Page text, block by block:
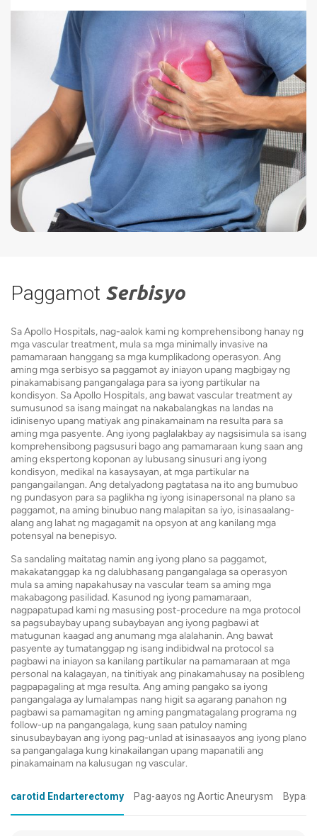
Paggamot Serbisyo
Sa Apollo Hospitals, nag-aalok kami ng komprehensibong hanay ng
mga vascular treatment, mula sa mga minimally invasive na
pamamaraan hanggang sa mga kumplikadong operasyon. Ang
aming mga serbisyo sa paggamot ay iniayon upang magbigay ng
pinakamabisang pangangalaga para sa iyong partikular na
kondisyon. Sa Apollo Hospitals, ang bawat vascular treatment ay
sumusunod sa isang maingat na nakabalangkas na landas na
idinisenyo upang matiyak ang pinakamainam na resulta para sa
aming mga pasyente. Ang iyong paglalakbay ay nagsisimula sa isang
komprehensibong pagsusuri bago ang pamamaraan kung saan ang
aming ekspertong koponan ay lubusang sinusuri ang iyong
kondisyon, medikal na kasaysayan, at mga partikular na
pangangailangan. Ang detalyadong pagtatasa na ito ang bumubuo
ng pundasyon para sa paglikha ng iyong isinapersonal na plano sa
paggamot, na aming binubuo nang malapitan sa iyo, isinasaalang-
alang ang lahat ng magagamit na opsyon at ang kanilang mga
potensyal na benepisyo.
Sa sandaling maitatag namin ang iyong plano sa paggamot,
makakatanggap ka ng dalubhasang pangangalaga sa operasyon
mula sa aming napakahusay na vascular team sa aming mga
makabagong pasilidad. Kasunod ng iyong pamamaraan,
nagpapatupad kami ng masusing post-procedure na mga protocol
sa pagsubaybay upang subaybayan ang iyong pagbawi at
matugunan kaagad ang anumang mga alalahanin. Ang bawat
pasyente ay tumatanggap ng isang indibidwal na protocol sa
pagbawi na iniayon sa kanilang partikular na pamamaraan at mga
personal na kalagayan, na tinitiyak ang pinakamahusay na posibleng
pagpapagaling at mga resulta. Ang aming pangako sa iyong
pangangalaga ay lumalampas nang higit sa agarang panahon ng
pagbawi sa pamamagitan ng aming pangmatagalang programa ng
follow-up na pangangalaga, kung saan patuloy naming
sinusubaybayan ang iyong pag-unlad at isinasaayos ang iyong plano
sa pangangalaga kung kinakailangan upang mapanatili ang
pinakamainam na kalusugan ng vascular.
carotid Endarterectomy Pag-aayos ng Aortic Aneurysm